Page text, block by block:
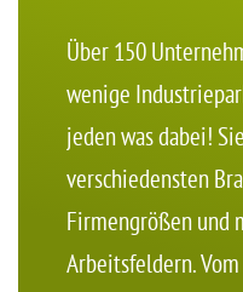
Über 150
wenige
jeden was dabei!
verschiedensten
Firmengrößen und
Arbeitsfeldern.